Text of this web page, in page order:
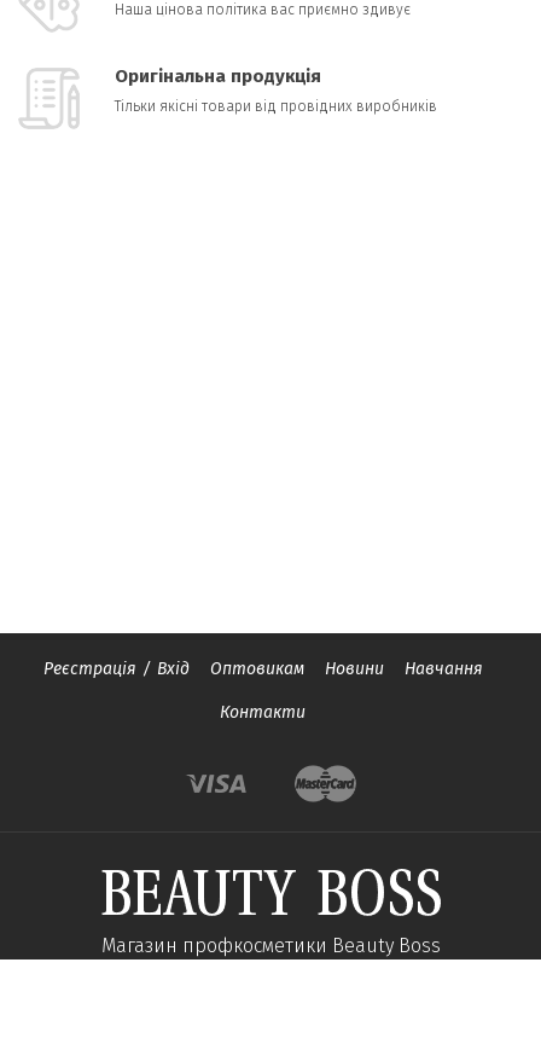
Наша цінова політика вас приємно здивує
Оригінальна продукція
Тільки якісні товари від провідних виробників
Реєстрація / Вхід Оптовикам Новини Навчання
Контакти
Магазин профкосметики Beauty Boss